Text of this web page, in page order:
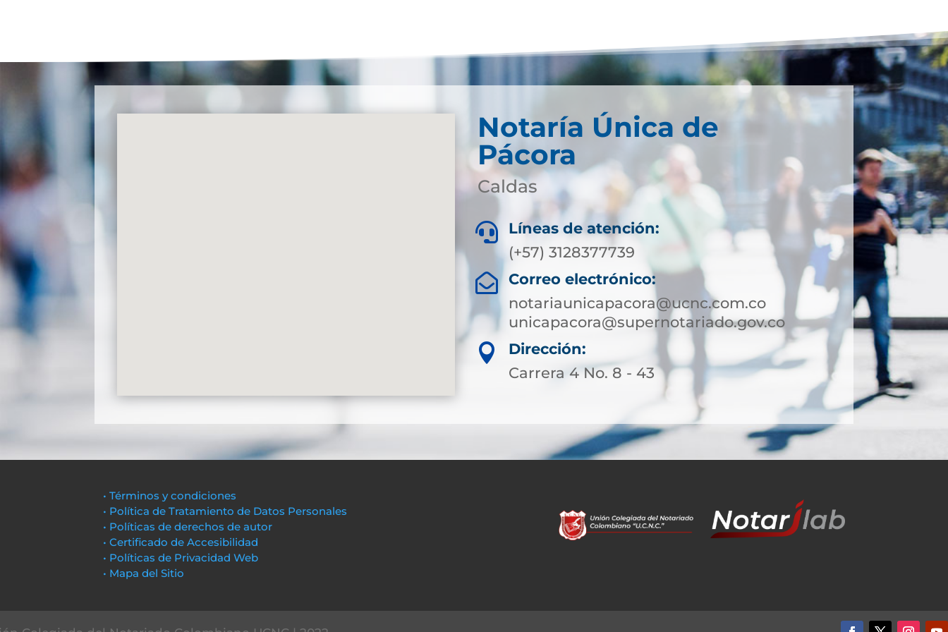
Notaría Única de
Pácora
Caldas

Líneas de atención:
(+57) 3128377739

Correo electrónico:
notariaunicapacora@ucnc.com.co
unicapacora@supernotariado.gov.co

Dirección:
Carrera 4 No. 8 - 43
• Términos y condiciones
• Política de Tratamiento de Datos Personales
• Políticas de derechos de autor
• Certificado de Accesibilidad
• Políticas de Privacidad Web
• Mapa del Sitio